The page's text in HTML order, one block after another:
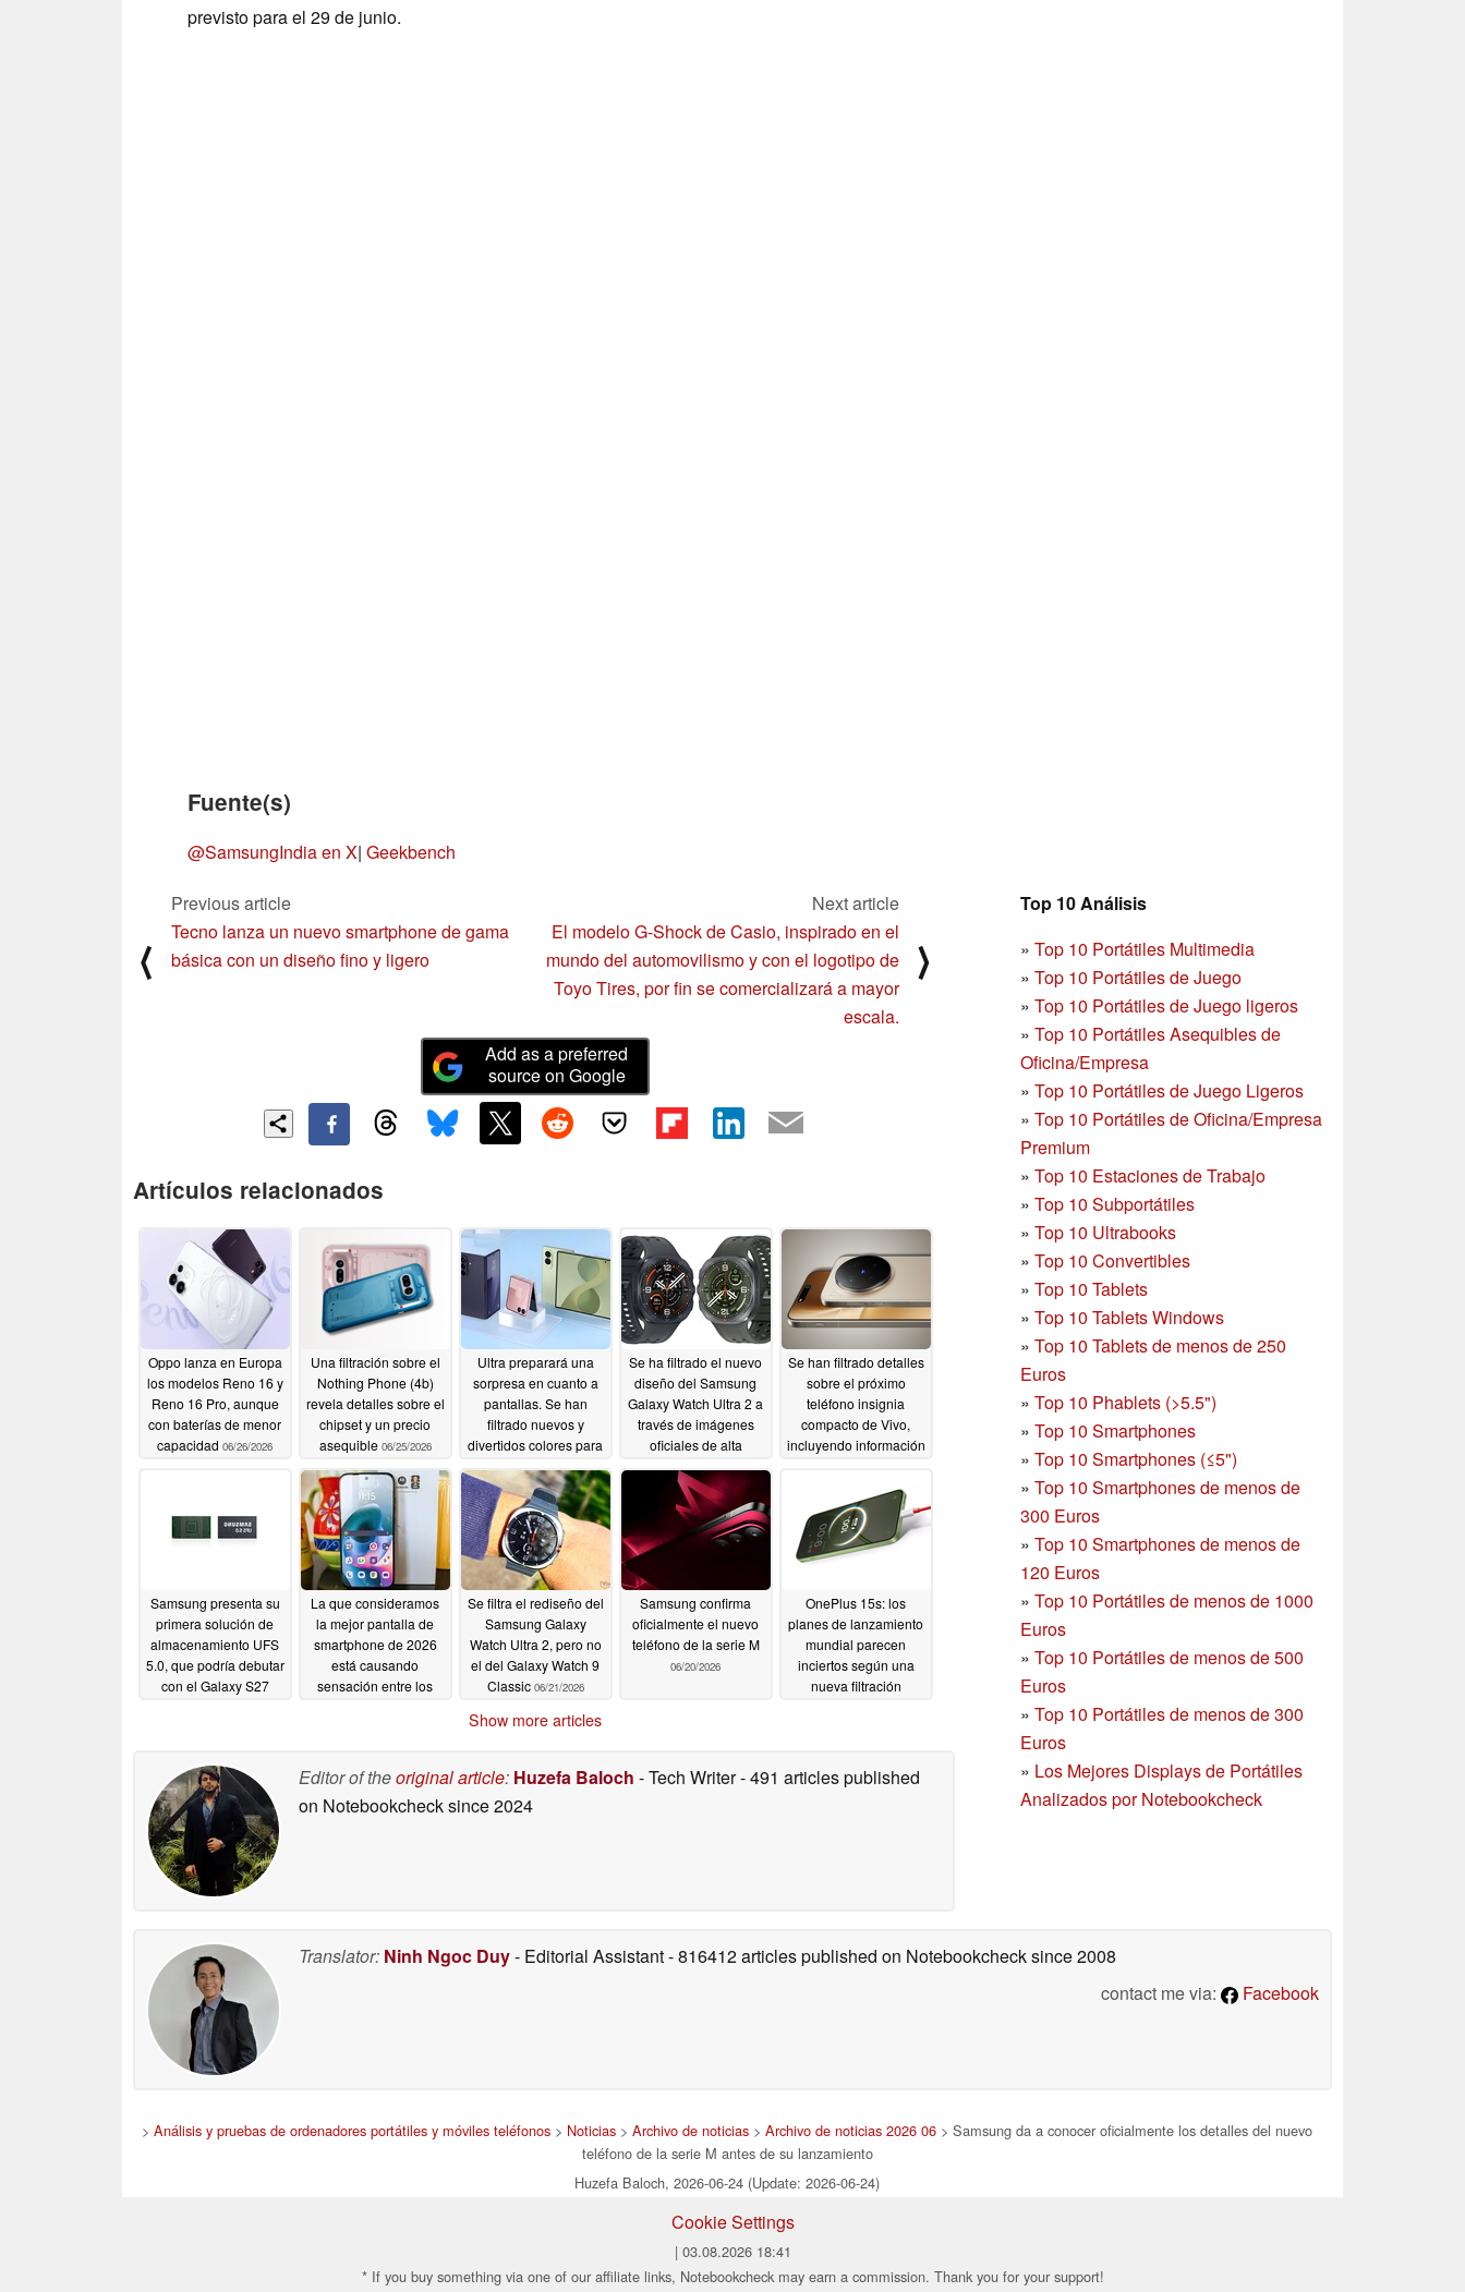
previsto para el 29 de junio.
Fuente(s)
@SamsungIndia en X| Geekbench
Top 10 Análisis
» Top 10 Portátiles Multimedia
» Top 10 Portátiles de Juego
» Top 10 Portátiles de Juego ligeros
» Top 10 Portátiles Asequibles de
Oficina/Empresa
» Top 10 Portátiles de Juego Ligeros
» Top 10 Portátiles de Oficina/Empresa
Premium
» Top 10 Estaciones de Trabajo
» Top 10 Subportátiles
» Top 10 Ultrabooks
» Top 10 Convertibles
» Top 10 Tablets
» Top 10 Tablets Windows
» Top 10 Tablets de menos de 250
Euros
» Top 10 Phablets (>5.5")
» Top 10 Smartphones
» Top 10 Smartphones (≤5")
» Top 10 Smartphones de menos de
300 Euros
» Top 10 Smartphonesde menos de
120 Euros
» Top 10 Portátiles de menos de 1000
Euros
» Top 10 Portátiles de menos de 500
Euros
» Top 10 Portátiles de menos de 300
Euros
» Los Mejores Displays de Portátiles
Analizados por Notebookcheck
⟨
Previous article
Tecno lanza un nuevo smartphone de gama
básica con un diseño fino y ligero
Next article
El modelo G-Shock de Casio, inspirado en el
mundo del automovilismo y con el logotipo de
Toyo Tires, por fin se comercializará a mayor
escala.
⟩
Add as a preferred
source on Google
Artículos relacionados
Oppo lanza en Europa
los modelos Reno 16 y
Reno 16 Pro, aunque
con baterías de menor
capacidad 06/26/2026
Una filtración sobre el
Nothing Phone (4b)
revela detalles sobre el
chipset y un precio
asequible 06/25/2026
Ultra preparará una
sorpresa en cuanto a
pantallas. Se han
filtrado nuevos y
divertidos colores para
plegables « Galaxy »
de Samsung de 2026
06/24/2026
Se ha filtrado el nuevo
diseño del Samsung
Galaxy Watch Ultra 2 a
través de imágenes
oficiales de alta
prensa06/24/2026
Se han filtrado detalles
sobre el próximo
teléfono insignia
compacto de Vivo,
incluyendo información
Samsung presenta su
primera solución de
almacenamiento UFS
5.0, que podría debutar
con el Galaxy S27
La que consideramos
la mejor pantalla de
smartphone de 2026
está causando
sensación entre los
Se filtra el rediseño del
Samsung Galaxy
Watch Ultra 2, pero no
el del Galaxy Watch 9
Classic 06/21/2026
Samsung confirma
oficialmente el nuevo
teléfono de la serie M
06/20/2026
OnePlus 15s: los
planes de lanzamiento
mundial parecen
inciertos según una
nueva filtración
Show more articles
Editor of theoriginal article: Huzefa Baloch - Tech Writer- 491 articles published
on Notebookchecksince 2024
Translator: Ninh Ngoc Duy- Editorial Assistant- 816412 articles published on Notebookchecksince 2008
contact me via:
Facebook
> Análisis y pruebas de ordenadores portátiles y móviles teléfonos > Noticias > Archivo de noticias > Archivo de noticias 2026 06 > Samsung da a conocer oficialmente los detalles del nuevo
teléfono de la serie M antes de su lanzamiento
Huzefa Baloch, 2026-06-24 (Update: 2026-06-24)
Cookie Settings
| 03.08.2026 18:41
* If you buy something via one of our affiliate links, Notebookcheck may earn a commission. Thank you for your support!